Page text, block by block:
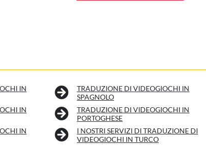
IN
TRADUZIONE DI VIDEOGIOCHI IN
SPAGNOLO
IN
TRADUZIONE DI VIDEOGIOCHI IN
PORTOGHESE
IN
I NOSTRI SERVIZI DI TRADUZIONE DI
VIDEOGIOCHI IN TURCO